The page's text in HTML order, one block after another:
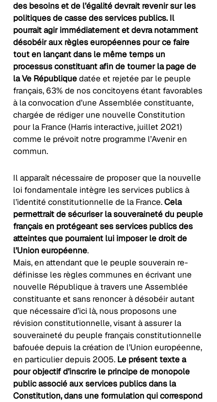
des besoins et de l’égalité devrait revenir sur les
politiques de casse des services publics. Il
pourrait agir immédiatement et devra notamment
désobéir aux règles européennes pour ce faire
tout en lançant dans le même temps un
processus constituant afin de tourner la page de
la Ve Républiquedatée et rejetée par le peuple
français, 63% de nos concitoyens étant favorables
à la convocation d’une Assemblée constituante,
chargée de rédiger une nouvelle Constitution
pour la France (Harris interactive, juillet 2021)
comme le prévoit notre programme l’Avenir en
commun.
Il apparaît nécessaire de proposer que la nouvelle
loi fondamentale intègre les services publics à
l’identité constitutionnelle de la France.Cela
permettrait de sécuriser la souveraineté du peuple
français en protégeant ses services publics des
atteintes que pourraient lui imposer le droit de
l’Union européenne.
Mais, en attendant que le peuple souverain re-
définisse les règles communes en écrivant une
nouvelle République à travers une Assemblée
constituante et sans renoncer à désobéir autant
que nécessaire d’ici là, nous proposons une
révision constitutionnelle, visant à assurer la
souveraineté du peuple français constitutionnelle
bafouée depuis la création de l’Union européenne,
en particulier depuis 2005. Le présent texte a
pour objectif d’inscrire le principe de monopole
public associé aux services publics dans la
Constitution, dans une formulation qui correspond